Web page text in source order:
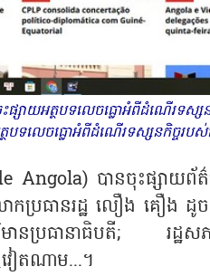
ះផ្សាយអត្ថបទលេចធ្លោអំពីដំណើរទ
ត្ថបទលេចធ្លោអំពីដំណើរទស្សនកិច្ច
បានចុះផ្សាយព័ត៌
កប្រធានរដ្ឋ លឿង គឿង
នប្រធានាធិបតី; រដ្ឋសភា
វៀតណាម...។